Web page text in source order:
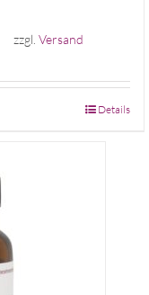
zzgl. Versand
Details